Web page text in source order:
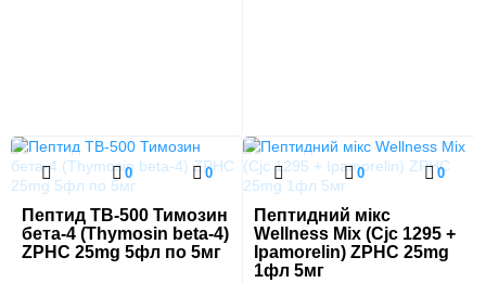
0 0
Пептид TB-500 Тимозин
бета-4 (Thymosin beta-4)
ZPHC 25mg 5фл по 5мг
0 0
Пептидний мікс
Wellness Mix (Cjc 1295 +
Ipamorelin) ZPHC 25mg
1фл 5мг